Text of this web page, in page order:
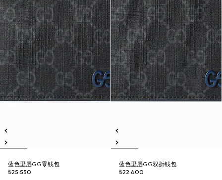
蓝色里层GG零钱包
₺25.550
蓝色里层GG双折钱包
₺22.600